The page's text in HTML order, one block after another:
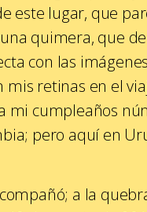
este lugar, que
quimera, que
con las
mis retinas en el
mi cumpleaños
pero aquí en
a la